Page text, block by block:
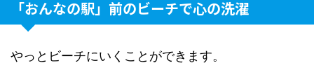
「おんなの駅」前のビーチで心の洗濯
やっとビーチにいくことができます。